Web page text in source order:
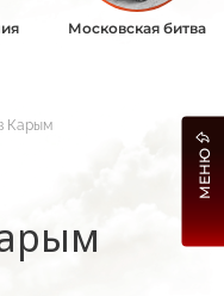
Московская битва
Карым
МЕНЮ